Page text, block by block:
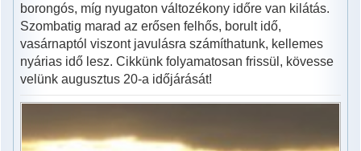
borongós, míg nyugaton változékony időre van kilátás.
Szombatig marad az erősen felhős, borult idő,
vasárnaptól viszont javulásra számíthatunk, kellemes
nyárias idő lesz. Cikkünk folyamatosan frissül, kövesse
velünk augusztus 20-a időjárását!